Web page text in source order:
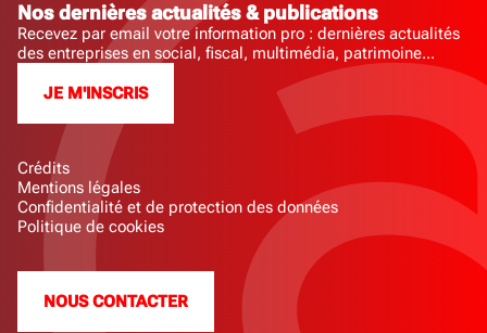
Crédits
Mentions légales
Confidentialité et de protection des données
Politique de cookies
NOUS CONTACTER
Nos dernières actualités & publications
Recevez par email votre information pro : dernières actualités
des entreprises en social, fiscal, multimédia, patrimoine...
JE M'INSCRIS